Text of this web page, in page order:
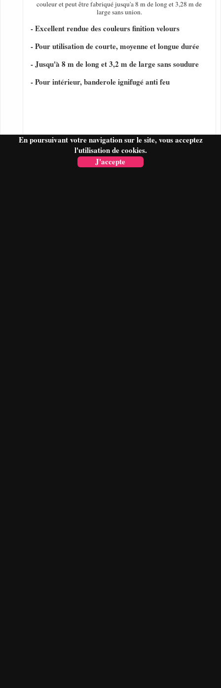
En poursuivant votre navigation sur le site, vous acceptez
l'utilisation de cookies.
J'accepte
couleur et peut être fabriqué jusqu'a 8 m de long et 3,28 m de
large sans union.
- Excellent rendue des couleurs finition velours
- Pour utilisation de courte, moyenne et longue durée
- Jusqu'à 8 m de long et 3,2 m de large sans soudure
- Pour intérieur, banderole ignifugé anti feu